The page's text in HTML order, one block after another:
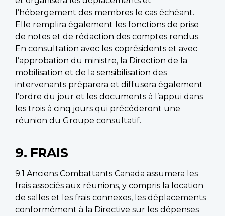
l’hébergement des membres le cas échéant.
Elle remplira également les fonctions de prise
de notes et de rédaction des comptes rendus.
En consultation avec les coprésidents et avec
l’approbation du ministre, la Direction de la
mobilisation et de la sensibilisation des
intervenants préparera et diffusera également
l’ordre du jour et les documents à l’appui dans
les trois à cinq jours qui précéderont une
réunion du Groupe consultatif.
9. FRAIS
9.1 Anciens Combattants Canada assumera les
frais associés aux réunions, y compris la location
de salles et les frais connexes, les déplacements
conformément à la Directive sur les dépenses